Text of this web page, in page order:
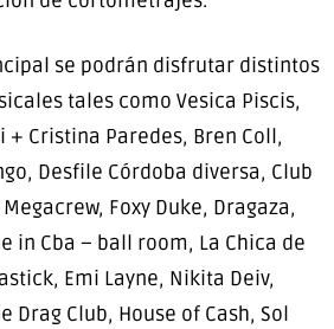
se podrán disfrutar distintos
tales como Vesica Piscis,
+ Cristina Paredes, Bren Coll,
Desfile Córdoba diversa, Club
Foxy Duke, Dragaza,
in Cba – ball room, La Chica de
Emi Layne, Nikita Deiv,
Drag Club, House of Cash, Sol